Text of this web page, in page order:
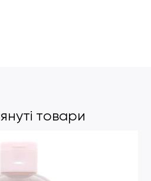
товари